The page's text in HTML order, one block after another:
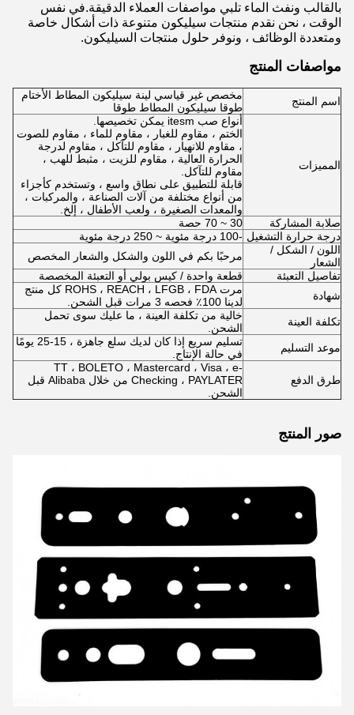
بالقالب ونفث الماء تلبي مواصفات العملاء الدقيقة.في نفس
الوقت ، نحن نقدم منتجات سيليكون متنوعة ذات أشكال خاصة
ومتعددة الوظائف ، ونوفر حلول منتجات السيليكون.
مواصفات المنتج
اسم المنتج
مخصص غير قياسي لينة سيليكون المطاط الأختام
طوقا سيليكون المطاط طوقا
المميزات
أنواع صب itesm يمكن تخصيصها.
الختم ، مقاوم للغبار ، مقاوم للماء ، مقاوم للصوت
، مقاوم للانهيار ، مقاوم للتآكل ، مقاوم لدرجة
الحرارة العالية ، مقاوم للزيت ، مثبط للهب ،
مقاوم للتآكل.
قابلة للتطبيق على نطاق واسع ، وتستخدم كأجزاء
من أنواع مختلفة من آلات الصناعة ، والمركبات ،
والمعدات الصغيرة ، ولعب الأطفال ، إلخ.
صلابة المشاركة
30 ~ 70 حصة
درجة حرارة التشغيل -100 درجة مئوية ~ 250 درجة مئوية
اللون / الشكل /
الشعار
مرحبًا بكم في اللون والشكل والشعار المخصص
تفاصيل التعبئة
قطعة واحدة / كيس بولي أو التعبئة المخصصة
شهادة
مرت ROHS ، REACH ، LFGB ، FDA كل منتج
لدينا 100٪ فحصه 3 مرات قبل الشحن.
تكلفة العينة
خالية من تكلفة العينة ، ما عليك سوى تحمل
الشحن.
موعد التسليم
تسليم سريع إذا كان لديك سلع جاهزة ، 15-25 يومًا
في حالة الإنتاج.
طرق الدفع
TT ، BOLETO ، Mastercard ، Visa ، e-
Checking ، PAYLATER من خلال Alibaba قبل
الشحن.
صور المنتج